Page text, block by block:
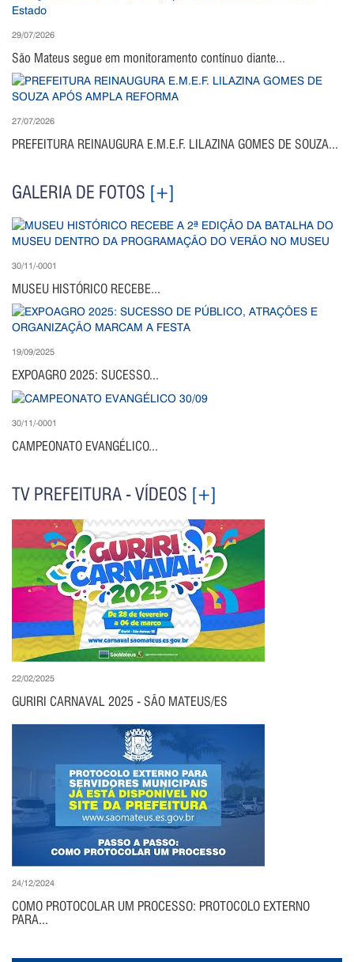
29/07/2026
São Mateus segue em monitoramento contínuo diante...
27/07/2026
PREFEITURA REINAUGURA E.M.E.F. LILAZINA GOMES DE SOUZA...
GALERIA DE FOTOS [+]
30/11/-0001
MUSEU HISTÓRICO RECEBE...
19/09/2025
EXPOAGRO 2025: SUCESSO...
30/11/-0001
CAMPEONATO EVANGÉLICO...
TV PREFEITURA - VÍDEOS [+]
22/02/2025
GURIRI CARNAVAL 2025 - SÃO MATEUS/ES
24/12/2024
COMO PROTOCOLAR UM PROCESSO: PROTOCOLO EXTERNO
PARA...